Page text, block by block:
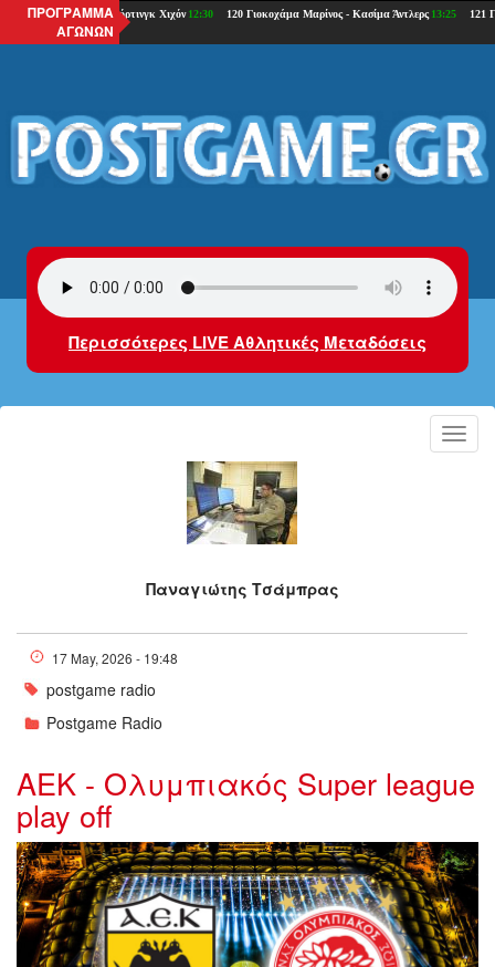
ΠΡΟΓΡΑΜΜΑ
ΑΓΩΝΩΝ
Περισσότερες LIVE Αθλητικές Μεταδόσεις
Παναγιώτης Τσάμπρας
17 May, 2026 - 19:48
postgame radio
Postgame Radio
ΑΕΚ - Ολυμπιακός Super league
play off
osfp_aek.jpg